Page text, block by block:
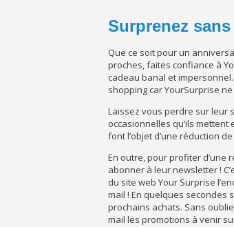
Surprenez
Que ce soit pour un
proches, faites confiance à
cadeau banal et
shopping car YourSurprise
Laissez vous perdre sur leur
occasionnelles qu’ils
font l’objet d’une réduction
En outre, pour profiter d’une
abonner à leur newsletter !
du site web Your Surprise
mail ! En quelques secondes
prochains achats. Sans
mail les promotions à venir